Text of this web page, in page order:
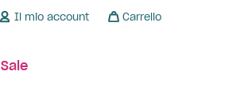
Il mio account Carrello
Sale